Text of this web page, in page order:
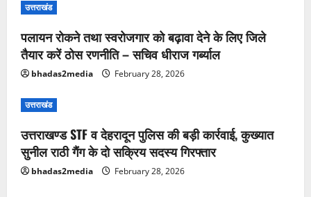
उत्तराखंड
पलायन रोकने तथा स्वरोजगार को बढ़ावा देने के लिए जिले
तैयार करें ठोस रणनीति – सचिव धीराज गर्ब्याल
bhadas2media February 28, 2026
उत्तराखंड
उत्तराखण्ड STF व देहरादून पुलिस की बड़ी कार्रवाई, कुख्यात
सुनील राठी गैंग के दो सक्रिय सदस्य गिरफ्तार
bhadas2media February 28, 2026